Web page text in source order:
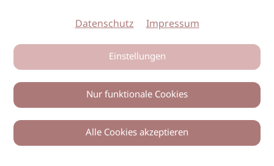
Datenschutz Impressum
Einstellungen
Nur funktionale Cookies
Alle Cookies akzeptieren